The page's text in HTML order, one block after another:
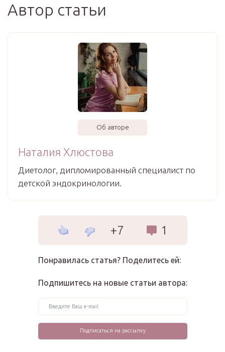
Автор статьи
Об авторе
Наталия Хлюстова
Диетолог, дипломированный специалист по
детской эндокринологии.⠀
+7 1
Понравилась статья? Поделитесь ей:
Подпишитесь на новые статьи автора: